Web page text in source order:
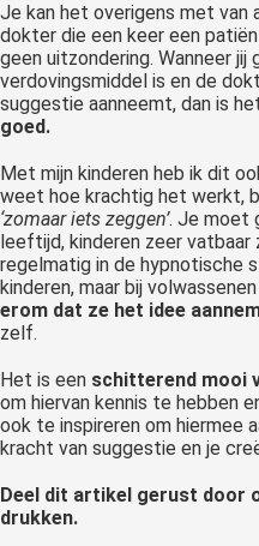
Je kan het overigens met van
dokter die een keer een
geen uitzondering. Wanneer
verdovingsmiddel is en de
suggestie aanneemt, dan is
goed.
Met mijn kinderen heb ik dit
weet hoe krachtig het werkt,
‘zomaar iets zeggen’. Je moet
leeftijd, kinderen zeer vatbaar
regelmatig in de hypnotische
kinderen, maar bij
erom dat ze het idee
zelf.
Het is een schitterend mooi
om hiervan kennis te hebben
ook te inspireren om hiermee
kracht van suggestie en je
Deel dit artikel gerust door
drukken.